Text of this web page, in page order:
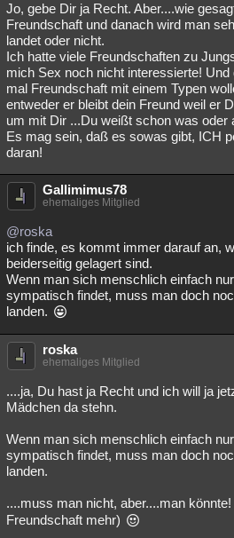
Jo, gebe Dir ja Recht. Aber....wie
Freundschaft und danach wird man
landet oder nicht.
Ich hatte viele Freundschaften zu
mich Sex noch nicht interessierte!
mal Freundschaft mit einem Typen
entweder er bleibt dein Freund weil er
um mit Dir ...Du weißt schon was oder
Es mag sein, daß es sowas gibt, ICH
daran!
Gallimimus78
ehemaliges Mitglied
@roska
ich finde, es kommt immer darauf an,
beiderseitig gelagert sind.
Wenn man sich menschlich einfach
sympatisch findet, muss man doch
landen.
roska
ehemaliges Mitglied
....ja, Du hast ja Recht und ich will ja
Mädchen da stehn.
Wenn man sich menschlich einfach
sympatisch findet, muss man doch
landen.
....muss man nicht, aber....man könnte!
Freundschaft mehr)